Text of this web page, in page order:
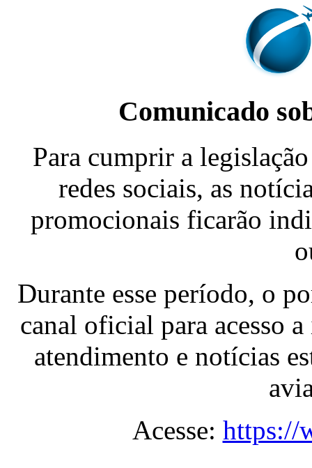
Comunicado
Para cumprir a
redes sociais, as
promocionais ficarão
Durante esse período, o
canal oficial para acesso
atendimento e notícias
Acesse: https://